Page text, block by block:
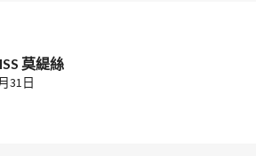
莫緹絲
31日